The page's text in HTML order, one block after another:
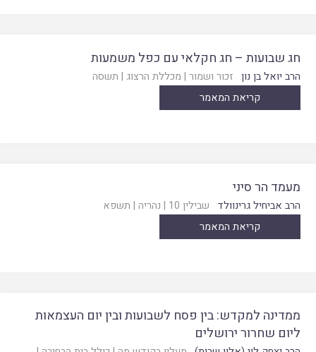
חג שבועות – חג חקלאי עם כפל משמעות
הרב יואל בן נון זכור ושמור | מכללת הרצוג | תשסה
קריאת המאמר
מעמד הר סיני
הרב אביחיל גרינוולד שבילין 10 | נהריה | תשפא
קריאת המאמר
ממדינה למקדש: בין פסח לשבועות ובין יום העצמאות
ליום שחרור ירושלים